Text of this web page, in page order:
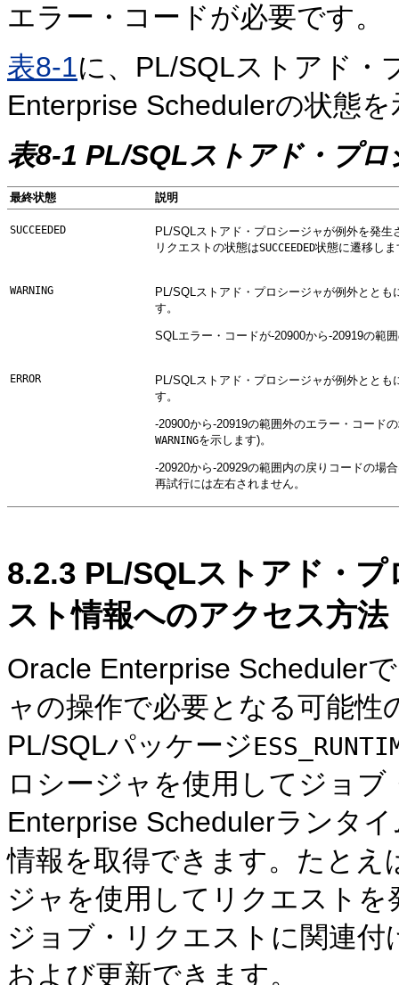
エラー・コードが必要です。
表8-1に、PL/SQLストアド・
Enterprise Schedulerの状態
表8-1 PL/SQLストアド・プ
最終状態 説明
SUCCEEDED
PL/SQLストアド・プロシージャが例外を発
リクエストの状態はSUCCEEDED状態に遷移しま
WARNING
PL/SQLストアド・プロシージャが例外とと
す。
SQLエラー・コードが-20900から-20919の範
ERROR
PL/SQLストアド・プロシージャが例外とと
す。
-20900から-20919の範囲外のエラー・コード
WARNINGを示します)。
-20920から-20929の範囲内の戻りコードの場
再試行には左右されません。
8.2.3 PL/SQLストアド・
スト情報へのアクセス方法
Oracle Enterprise Scheduler
ャの操作で必要となる可能
PL/SQLパッケージ
ロシージャを使用してジョ
Enterprise Schedulerランタ
情報を取得できます。たと
ジャを使用してリクエスト
ジョブ・リクエストに関連
および更新できます。